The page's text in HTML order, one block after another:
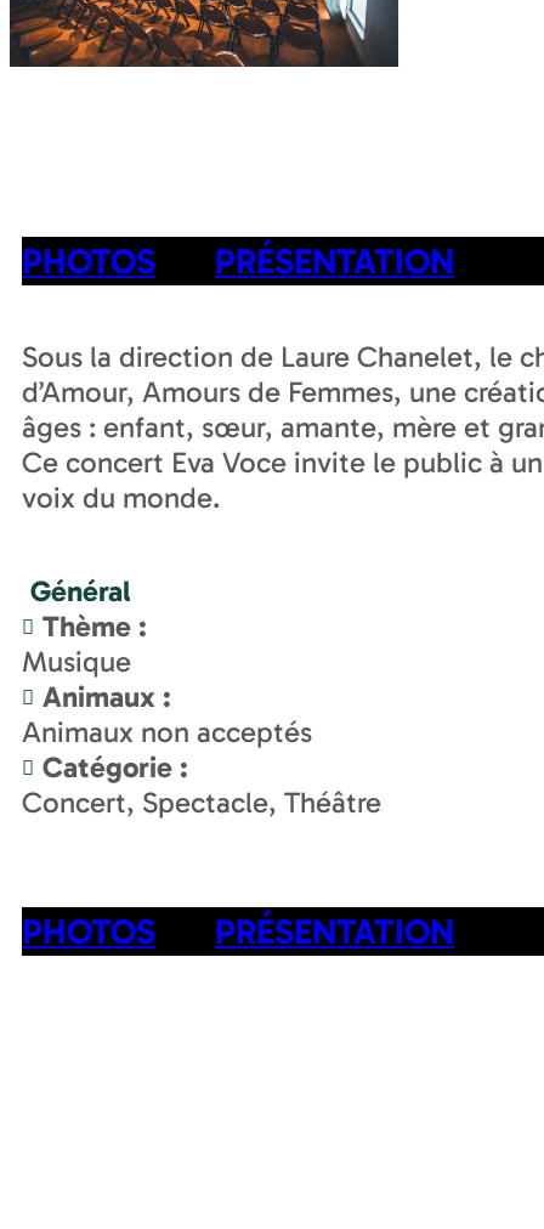
PHOTOS PRÉSENTATION
Sous la direction de Laure Chanelet, le
d’Amour, Amours de Femmes, une
âges : enfant, sœur, amante, mère et
Ce concert Eva Voce invite le public à
voix du monde.
Général
Thème :
Musique
Animaux :
Animaux non acceptés
Catégorie :
Concert, Spectacle, Théâtre
PHOTOS PRÉSENTATION